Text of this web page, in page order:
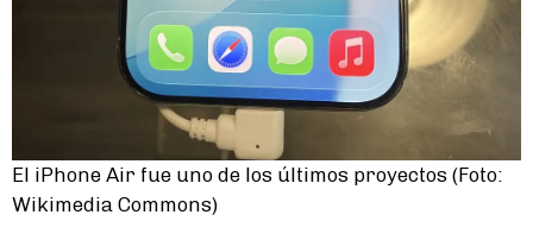
El iPhone Air fue uno de los últimos proyectos (Foto:
Wikimedia Commons)